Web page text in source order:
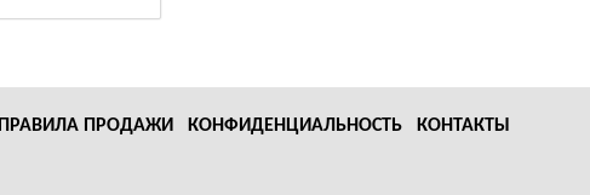
ПРАВИЛА ПРОДАЖИ КОНФИДЕНЦИАЛЬНОСТЬ КОНТАКТЫ